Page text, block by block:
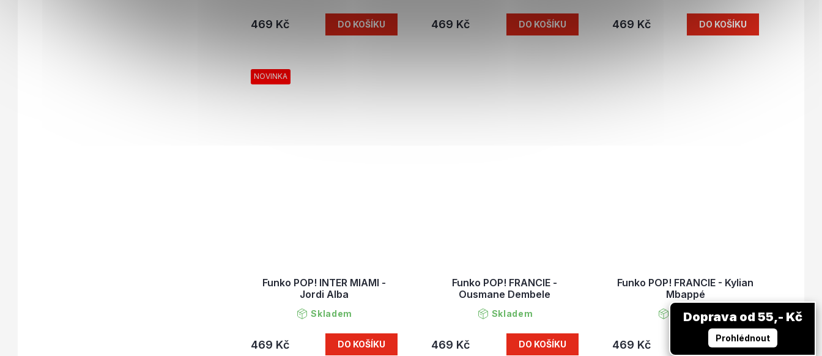
469 Kč DO KOŠÍKU 469 Kč DO KOŠÍKU 469 Kč DO KOŠÍKU
NOVINKA
Funko POP! INTER MIAMI -
Jordi Alba
Skladem
469 Kč DO KOŠÍKU
Funko POP! FRANCIE -
Ousmane Dembele
Skladem
469 Kč DO KOŠÍKU
Funko POP! FRANCIE - Kylian
Mbappé
Skladem
469 Kč DO KOŠÍKU
Doprava od 55,- Kč
Prohlédnout